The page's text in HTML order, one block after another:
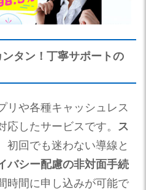
タン！丁寧サポートの
リや各種キャッシュレス
したサービスです。 ス
初回でも迷わない導線と
バシー配慮の非対面手続
時間に申し込みが可能で